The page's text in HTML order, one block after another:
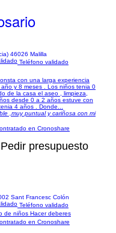
46026 Malilla
Teléfono validado
con una larga experiencia
y 8 meses . Los niños tenia 0
de la casa el aseo , limpieza,
desde 0 a 2 años estuve con
4 años . Donde...
,muy puntual y cariñosa con mi
en Cronoshare
Pedir presupuesto
Sant Francesc Colón
Teléfono validado
de niños Hacer deberes
en Cronoshare